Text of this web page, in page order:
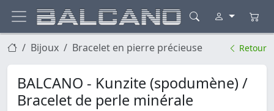
Bijoux Bracelet en pierre précieuse Retour
BALCANO - Kunzite (spodumène) /
Bracelet de perle minérale